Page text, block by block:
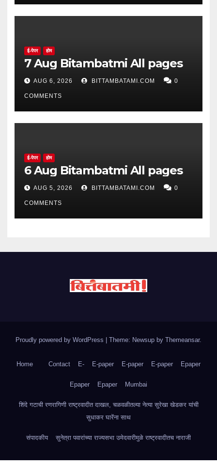
ई-पेपर होम
7 Aug Bitambatmi All pages
AUG 6, 2026 BITTAMBATAMI.COM 0
COMMENTS
ई-पेपर होम
6 Aug Bitambatmi All pages
AUG 5, 2026 BITTAMBATAMI.COM 0
COMMENTS
Proudly powered by WordPress | Theme: Newsup by Themeansar.
Home Contact E- E-paper E-paper E-paper Epaper
Epaper Epaper Mumbai
शिंदे गटाची रणरागिणी राष्ट्रवादीत दाखल, चळवळीतल्या नेत्या सुरेखा खेडकर यांची
सुधाकर घारेंना साथ
संपादकीय सुनेत्रा पवारांच्या राज्यसभा उमेदवारीमुळे राष्ट्रवादीतच नाराजी